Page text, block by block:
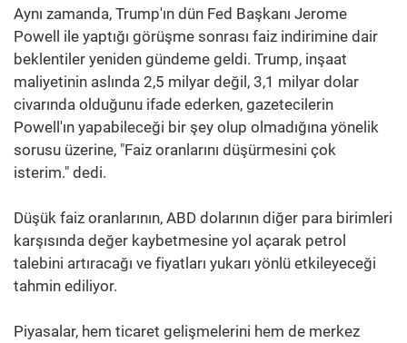
Aynı zamanda, Trump'ın dün Fed Başkanı Jerome
Powell ile yaptığı görüşme sonrası faiz indirimine dair
beklentiler yeniden gündeme geldi. Trump, inşaat
maliyetinin aslında 2,5 milyar değil, 3,1 milyar dolar
civarında olduğunu ifade ederken, gazetecilerin
Powell'ın yapabileceği bir şey olup olmadığına yönelik
sorusu üzerine, "Faiz oranlarını düşürmesini çok
isterim." dedi.
Düşük faiz oranlarının, ABD dolarının diğer para birimleri
karşısında değer kaybetmesine yol açarak petrol
talebini artıracağı ve fiyatları yukarı yönlü etkileyeceği
tahmin ediliyor.
Piyasalar, hem ticaret gelişmelerini hem de merkez